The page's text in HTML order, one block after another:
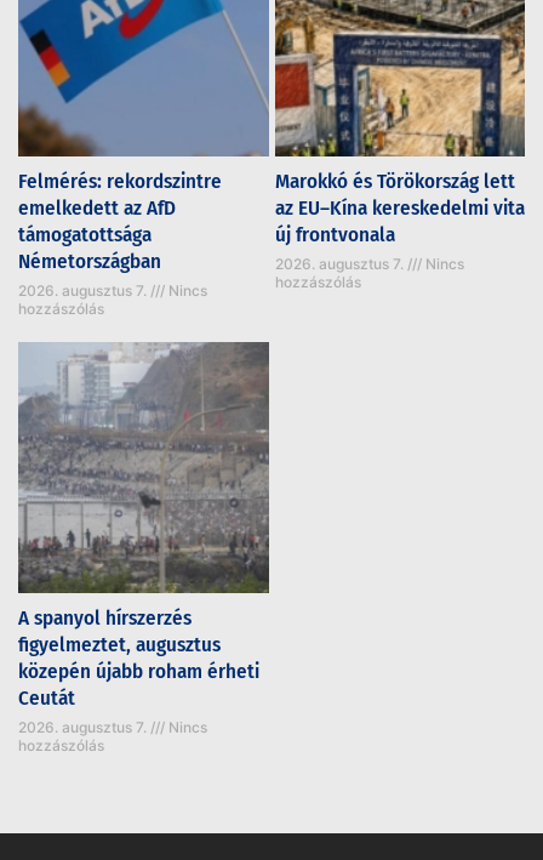
Felmérés: rekordszintre
emelkedett az AfD
támogatottsága
Németországban
2026. augusztus 7.
Nincs
hozzászólás
Marokkó és Törökország lett
az EU–Kína kereskedelmi vita
új frontvonala
2026. augusztus 7.
Nincs
hozzászólás
A spanyol hírszerzés
figyelmeztet, augusztus
közepén újabb roham érheti
Ceutát
2026. augusztus 7.
Nincs
hozzászólás